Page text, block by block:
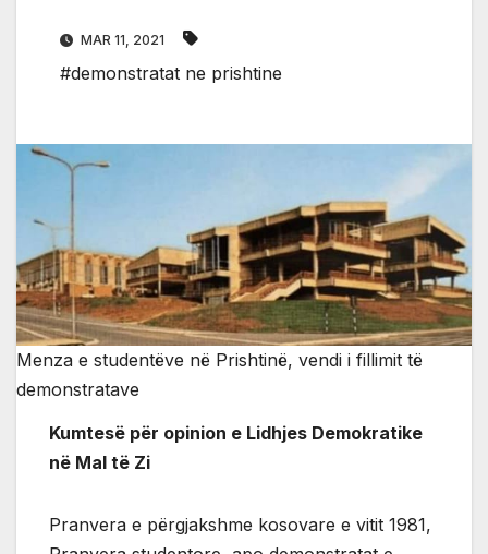
MAR 11, 2021
#demonstratat ne prishtine
Menza e studentëve në Prishtinë, vendi i fillimit të
demonstratave
Kumtesë për opinion e Lidhjes Demokratike
në Mal të Zi
Pranvera e përgjakshme kosovare e vitit 1981,